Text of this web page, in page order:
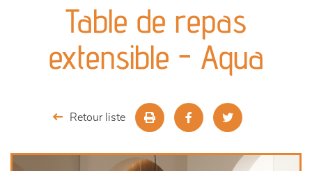
meubles de complément
Table de repas
extensible - Aqua
Retour liste